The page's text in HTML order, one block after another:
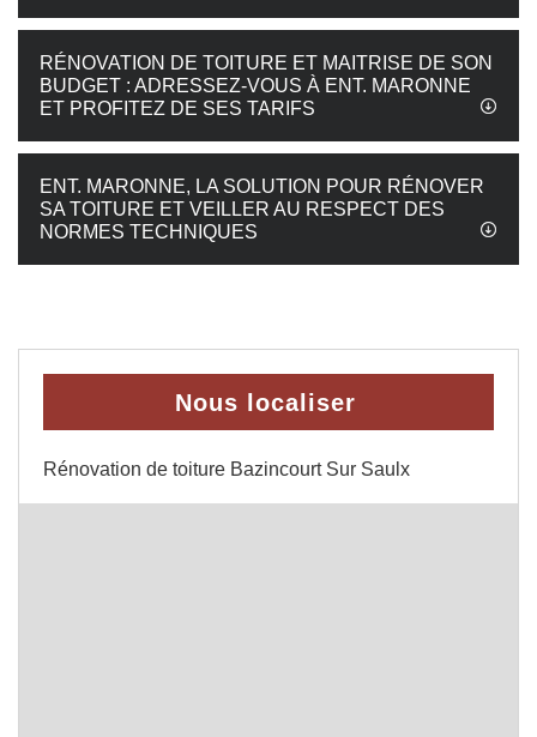
RÉNOVATION DE TOITURE ET MAITRISE DE SON
BUDGET : ADRESSEZ-VOUS À ENT. MARONNE
ET PROFITEZ DE SES TARIFS
ENT. MARONNE, LA SOLUTION POUR RÉNOVER
SA TOITURE ET VEILLER AU RESPECT DES
NORMES TECHNIQUES
Nous localiser
Rénovation de toiture Bazincourt Sur Saulx